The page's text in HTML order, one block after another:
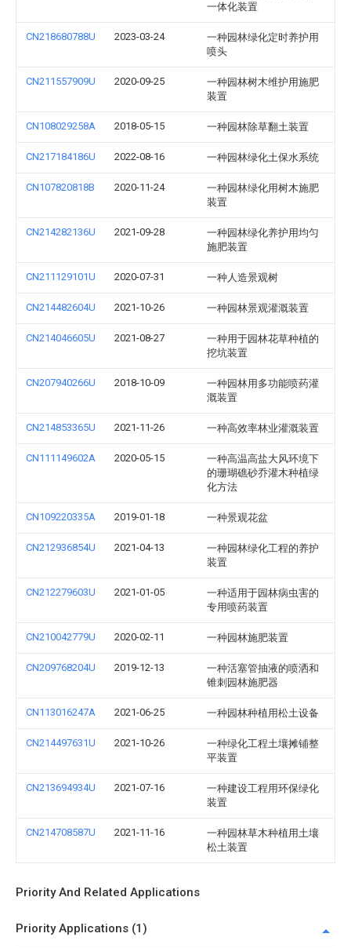
一体化装置
CN218680788U 2023-03-24
一种园林绿化定时养护用
喷头
CN211557909U 2020-09-25
一种园林树木维护用施肥
装置
CN108029258A 2018-05-15 一种园林除草翻土装置
CN217184186U 2022-08-16 一种园林绿化土保水系统
CN107820818B 2020-11-24
一种园林绿化用树木施肥
装置
CN214282136U 2021-09-28
一种园林绿化养护用均匀
施肥装置
CN211129101U 2020-07-31 一种人造景观树
CN214482604U 2021-10-26 一种园林景观灌溉装置
CN214046605U 2021-08-27
一种用于园林花草种植的
挖坑装置
CN207940266U 2018-10-09
一种园林用多功能喷药灌
溉装置
CN214853365U 2021-11-26 一种高效率林业灌溉装置
CN111149602A 2020-05-15
一种高温高盐大风环境下
的珊瑚礁砂乔灌木种植绿
化方法
CN109220335A 2019-01-18 一种景观花盆
CN212936854U 2021-04-13
一种园林绿化工程的养护
装置
CN212279603U 2021-01-05
一种适用于园林病虫害的
专用喷药装置
CN210042779U 2020-02-11 一种园林施肥装置
CN209768204U 2019-12-13
一种活塞管抽液的喷洒和
锥刺园林施肥器
CN113016247A 2021-06-25 一种园林种植用松土设备
CN214497631U 2021-10-26
一种绿化工程土壤摊铺整
平装置
CN213694934U 2021-07-16
一种建设工程用环保绿化
装置
CN214708587U 2021-11-16
一种园林草木种植用土壤
松土装置
Priority And Related Applications
Priority Applications (1)